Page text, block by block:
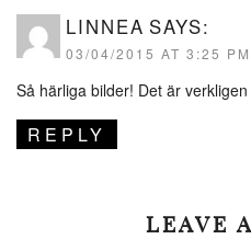
LINNEA SAYS:
03/04/2015 AT 3:25 PM
Så härliga bilder! Det är
REPLY
LEAVE